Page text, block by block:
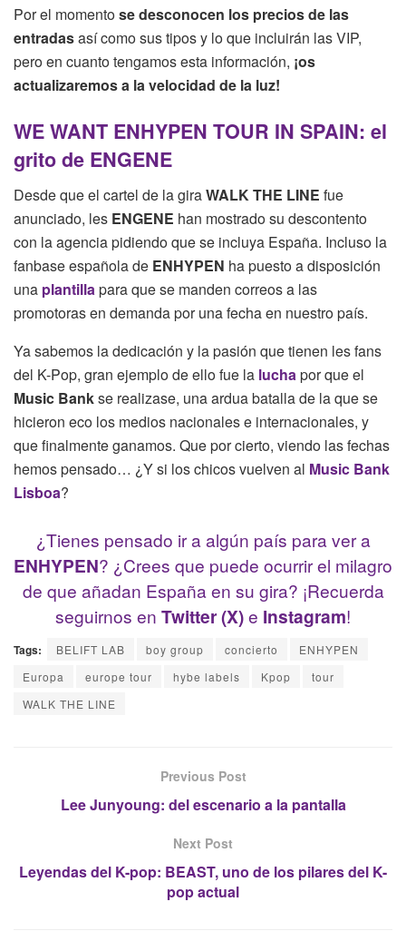
Por el momentose desconocen los precios de las
entradasasí como sus tipos y lo que incluirán las VIP,
pero en cuanto tengamos esta información, ¡os
actualizaremos a la velocidad de la luz!
WE WANT ENHYPEN TOUR IN SPAIN: el
grito de ENGENE
Desde que el cartel de la giraWALK THE LINE fue
anunciado, les ENGENE han mostrado su descontento
con la agencia pidiendo que se incluya España. Incluso la
fanbase española de ENHYPEN ha puesto a disposición
una plantillapara que se manden correos a las
promotoras en demanda por una fecha en nuestro país.
Ya sabemos la dedicación y la pasión que tienen les fans
del K-Pop, gran ejemplo de ello fue la luchapor que el
Music Bankse realizase, una ardua batalla de la que se
hicieron eco los medios nacionales e internacionales, y
que finalmente ganamos. Que por cierto, viendo las fechas
hemos pensado… ¿Y si los chicos vuelven al Music Bank
Lisboa?
¿Tienes pensado ir a algún país para ver a
ENHYPEN? ¿Crees que puede ocurrir el milagro
de que añadan España en su gira? ¡Recuerda
seguirnos en Twitter (X)e Instagram!
Tags: BELIFT LAB boy group concierto
ENHYPEN
Europa
europe tour hybe labels Kpop
tour
WALK THE LINE
Previous Post
Lee Junyoung: del escenario a la pantalla
Next Post
Leyendas del K-pop: BEAST, uno de los pilares del K-
pop actual